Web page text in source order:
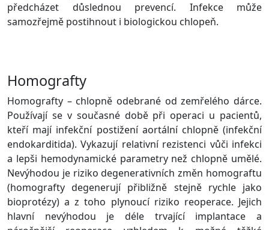
předcházet důslednou prevencí. Infekce může
samozřejmě postihnout i biologickou chlopeň.
Homografty
Homografty – chlopně odebrané od zemřelého dárce.
Používají se v současné době při operaci u pacientů,
kteří mají infekční postižení aortální chlopně (infekční
endokarditida). Vykazují relativní rezistenci vůči infekci
a lepši hemodynamické parametry než chlopně umělé.
Nevýhodou je riziko degenerativních změn homograftu
(homografty degenerují přibližně stejně rychle jako
bioprotézy) a z toho plynoucí riziko reoperace. Jejich
hlavní nevýhodou je déle trvající implantace a